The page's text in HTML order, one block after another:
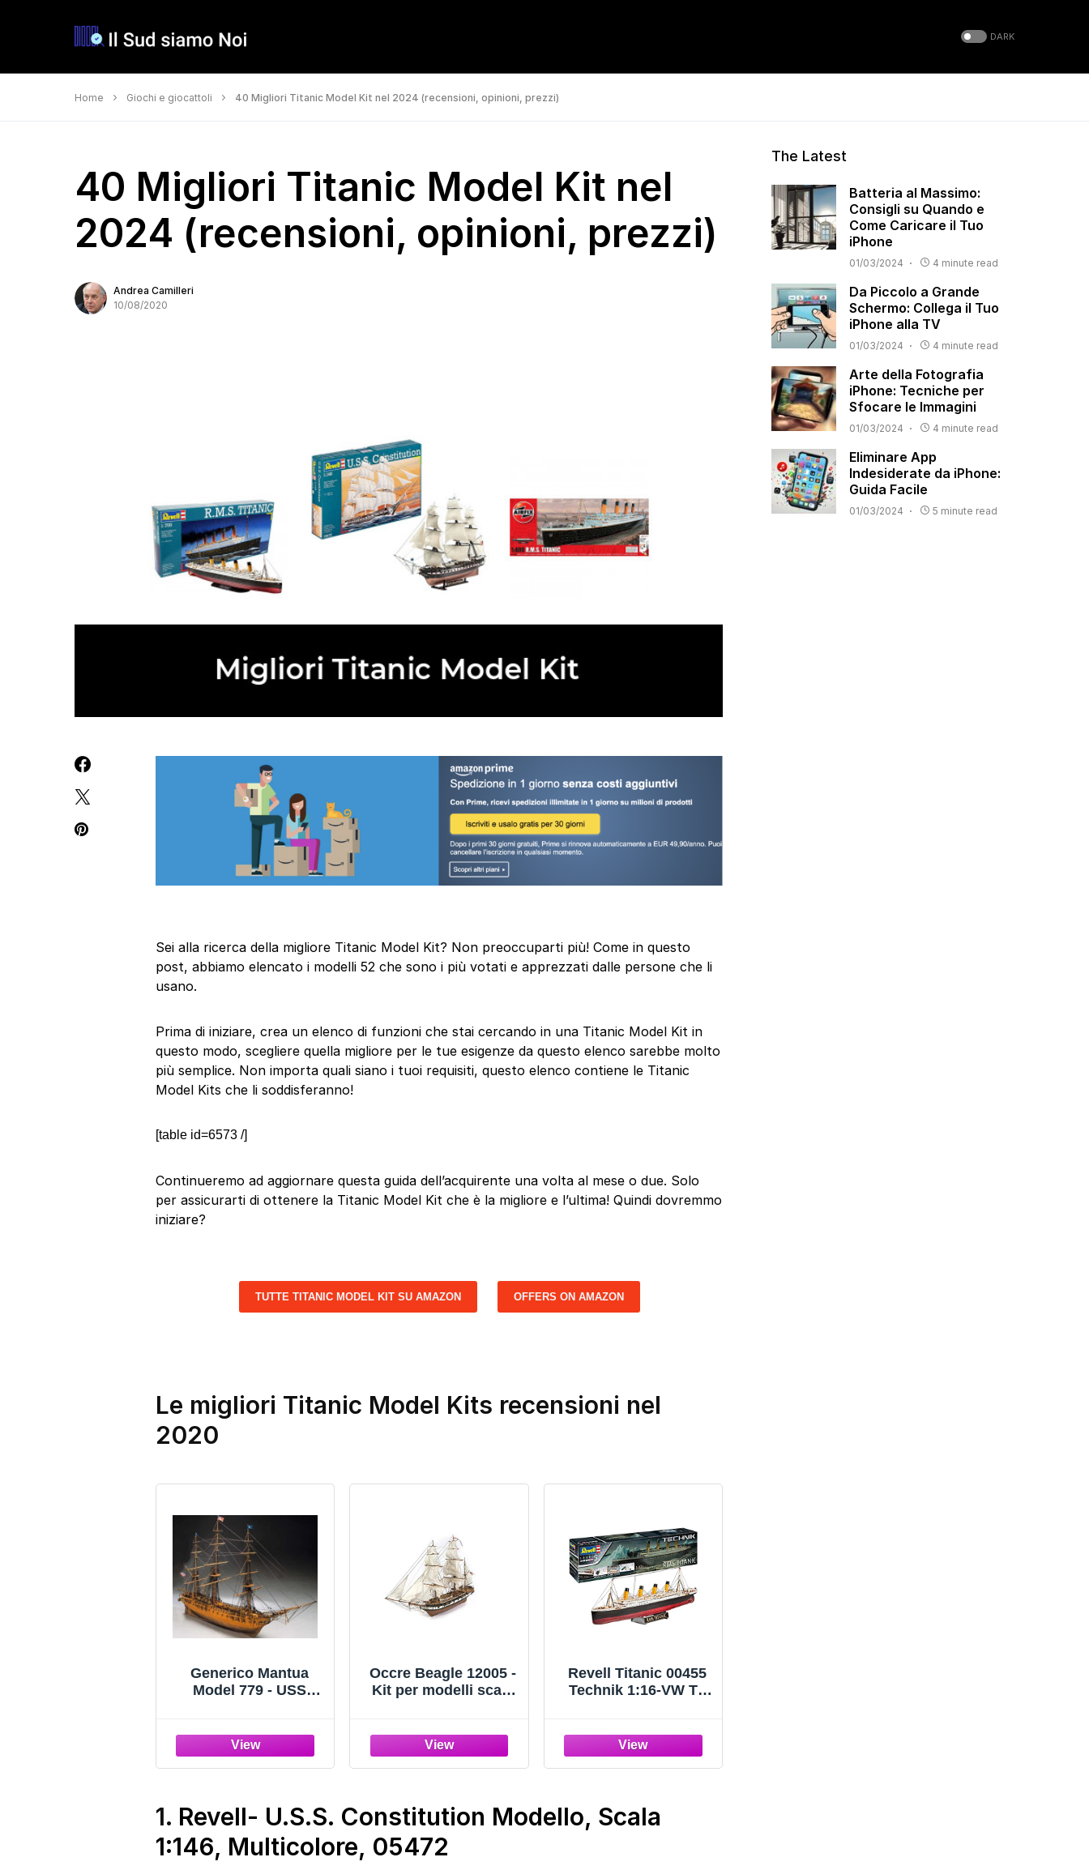
DARK
Home Giochi e giocattoli 40 Migliori Titanic Model Kit nel 2024 (recensioni, opinioni, prezzi)
40 Migliori Titanic Model Kit nel
2024 (recensioni, opinioni, prezzi)
Andrea Camilleri
10/08/2020
Sei alla ricerca della migliore Titanic Model Kit? Non preoccuparti più! Come in questo
post, abbiamo elencato i modelli 52 che sono i più votati e apprezzati dalle persone che li
usano.
Prima di iniziare, crea un elenco di funzioni che stai cercando in una Titanic Model Kit in
questo modo, scegliere quella migliore per le tue esigenze da questo elenco sarebbe molto
più semplice. Non importa quali siano i tuoi requisiti, questo elenco contiene le Titanic
Model Kits che li soddisferanno!
[table id=6573 /]
Continueremo ad aggiornare questa guida dell’acquirente una volta al mese o due. Solo
per assicurarti di ottenere la Titanic Model Kit che è la migliore e l’ultima! Quindi dovremmo
iniziare?
TUTTE TITANIC MODEL KIT SU AMAZON OFFERS ON AMAZON
Le migliori Titanic Model Kits recensioni nel
2020
Generico Mantua
Model 779 - USS
montaggio da
assemblare
Occre Beagle 12005 -
Kit per modelli scala
larghezza: 230 mm
Revell Titanic 00455
Technik 1:16-VW T1
Colore Non
Verniciato, RV00458
1. Revell- U.S.S. Constitution Modello, Scala
1:146, Multicolore, 05472
The Latest
Batteria al Massimo:
Consigli su Quando e
Come Caricare il Tuo
iPhone
01/03/2024 4 minute read
Da Piccolo a Grande
Schermo: Collega il Tuo
iPhone alla TV
01/03/2024 4 minute read
Arte della Fotografia
iPhone: Tecniche per
Sfocare le Immagini
01/03/2024 4 minute read
Eliminare App
Indesiderate da iPhone:
Guida Facile
01/03/2024 5 minute read